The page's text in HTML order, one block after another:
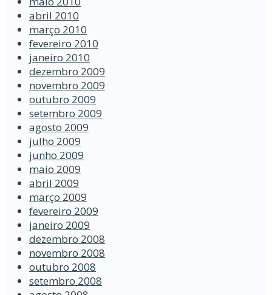
abril 2010
março 2010
fevereiro 2010
janeiro 2010
dezembro 2009
novembro 2009
outubro 2009
setembro 2009
agosto 2009
julho 2009
junho 2009
maio 2009
abril 2009
março 2009
fevereiro 2009
janeiro 2009
dezembro 2008
novembro 2008
outubro 2008
setembro 2008